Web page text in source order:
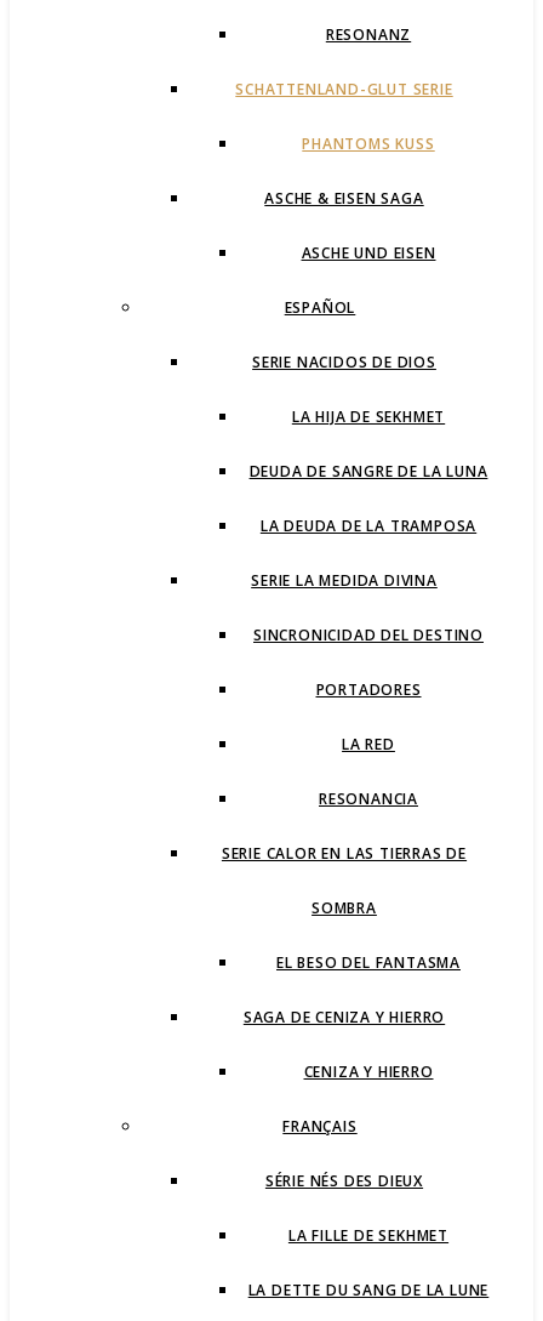
RESONANZ
SCHATTENLAND-GLUT SERIE
PHANTOMS KUSS
ASCHE & EISEN SAGA
ASCHE UND EISEN
ESPAÑOL
SERIE NACIDOS DE DIOS
LA HIJA DE SEKHMET
DEUDA DE SANGRE DE LA LUNA
LA DEUDA DE LA TRAMPOSA
SERIE LA MEDIDA DIVINA
SINCRONICIDAD DEL DESTINO
PORTADORES
LA RED
RESONANCIA
SERIE CALOR EN LAS TIERRAS DE
SOMBRA
EL BESO DEL FANTASMA
SAGA DE CENIZA Y HIERRO
CENIZA Y HIERRO
FRANÇAIS
SÉRIE NÉS DES DIEUX
LA FILLE DE SEKHMET
LA DETTE DU SANG DE LA LUNE